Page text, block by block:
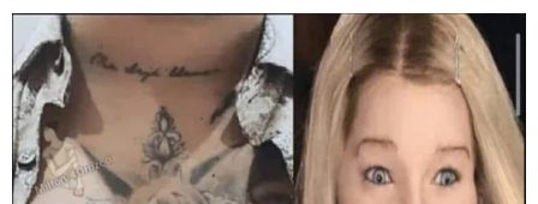
pecho
y
los
memes
no
lo
perdonaron